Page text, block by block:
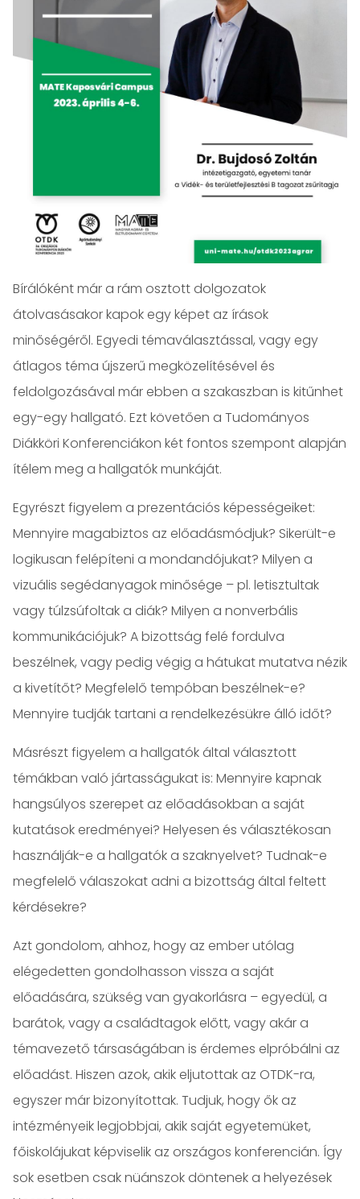
Bírálóként már a rám osztott dolgozatok
átolvasásakor kapok egy képet az írások
minőségéről. Egyedi témaválasztással, vagy egy
átlagos téma újszerű megközelítésével és
feldolgozásával már ebben a szakaszban is kitűnhet
egy-egy hallgató. Ezt követően a Tudományos
Diákköri Konferenciákon két fontos szempont alapján
ítélem meg a hallgatók munkáját.
Egyrészt figyelem a prezentációs képességeiket:
Mennyire magabiztos az előadásmódjuk? Sikerült-e
logikusan felépíteni a mondandójukat? Milyen a
vizuális segédanyagok minősége – pl. letisztultak
vagy túlzsúfoltak a diák? Milyen a nonverbális
kommunikációjuk? A bizottság felé fordulva
beszélnek, vagy pedig végig a hátukat mutatva nézik
a kivetítőt? Megfelelő tempóban beszélnek-e?
Mennyire tudják tartani a rendelkezésükre álló időt?
Másrészt figyelem a hallgatók által választott
témákban való jártasságukat is: Mennyire kapnak
hangsúlyos szerepet az előadásokban a saját
kutatások eredményei? Helyesen és választékosan
használják-e a hallgatók a szaknyelvet? Tudnak-e
megfelelő válaszokat adni a bizottság által feltett
kérdésekre?
Azt gondolom, ahhoz, hogy az ember utólag
elégedetten gondolhasson vissza a saját
előadására, szükség van gyakorlásra – egyedül, a
barátok, vagy a családtagok előtt, vagy akár a
témavezető társaságában is érdemes elpróbálni az
előadást. Hiszen azok, akik eljutottak az OTDK-ra,
egyszer már bizonyítottak. Tudjuk, hogy ők az
intézményeik legjobbjai, akik saját egyetemüket,
főiskolájukat képviselik az országos konferencián. Így
sok esetben csak nüánszok döntenek a helyezések